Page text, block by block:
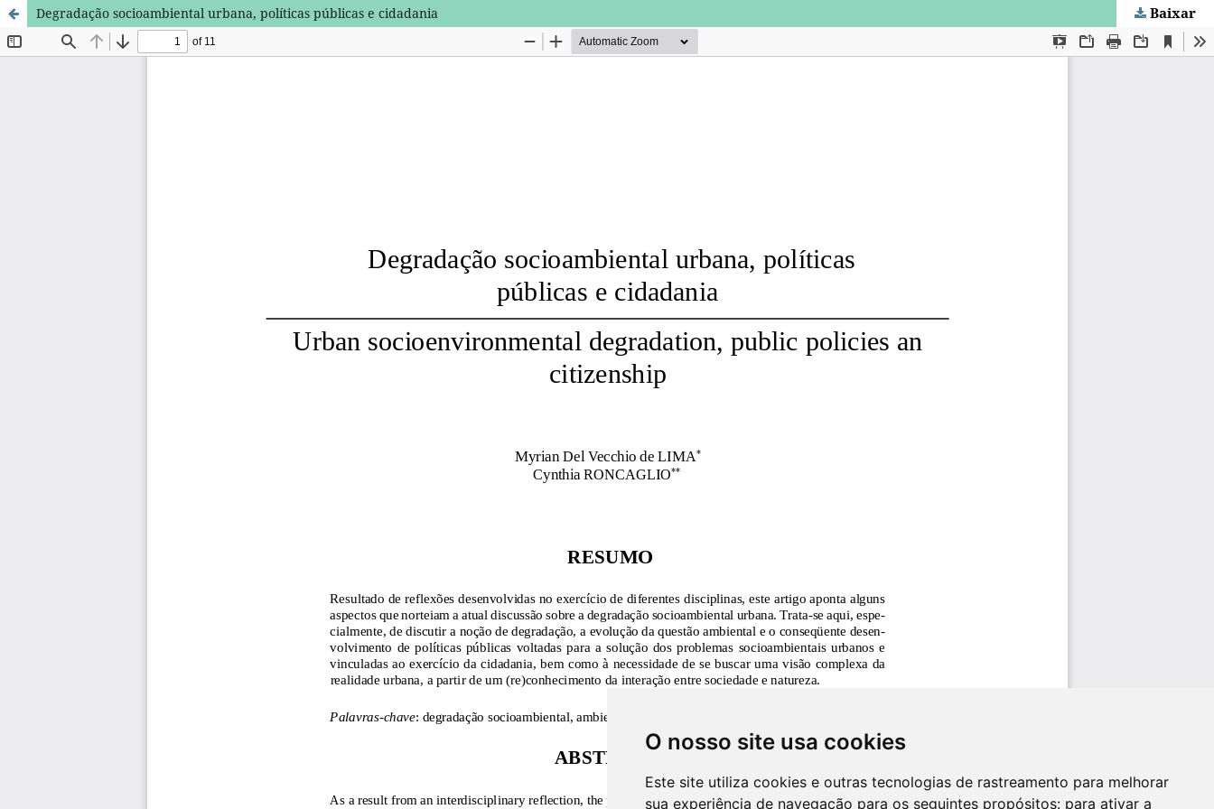
O nosso site usa cookies
Este site utiliza cookies e outras tecnologias de rastreamento para melhorar
sua experiência de navegação para os seguintes propósitos: para ativar a
Degradação socioambiental urbana, políticas públicas e cidadania Baixar